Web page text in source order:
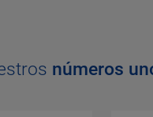
números